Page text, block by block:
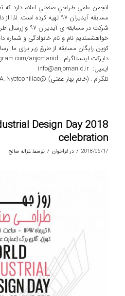
انجمن علمي طراحي صنعتي اعلام دارد
مسابقه آيديران ٩٧ تهيه كرده
شرکت در مسابقه ی
خواهشمنديم نام و نام خانوادگی و شماره
کوپن رایگان مسابقه از طرق زیر برای ما
دایرکت اینستاگرام: https://www.instagram.com/anjomanid
ایمیل: info@anjomanid.ir
تلگرام : (خانم بهار عفتی) @A_Nyctophiliac
Design Day 2018
celebration
2018/06/17
/ در فراخوان / توسط غزاله صالح